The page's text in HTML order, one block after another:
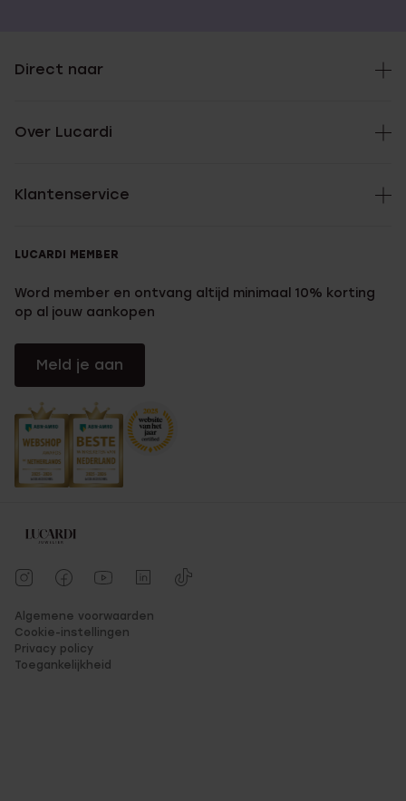
Direct naar
Over Lucardi
Klantenservice
LUCARDI MEMBER
Word member en ontvang altijd minimaal 10% korting
op al jouw aankopen
Meld je aan
Algemene voorwaarden
Cookie-instellingen
Privacy policy
Toegankelijkheid